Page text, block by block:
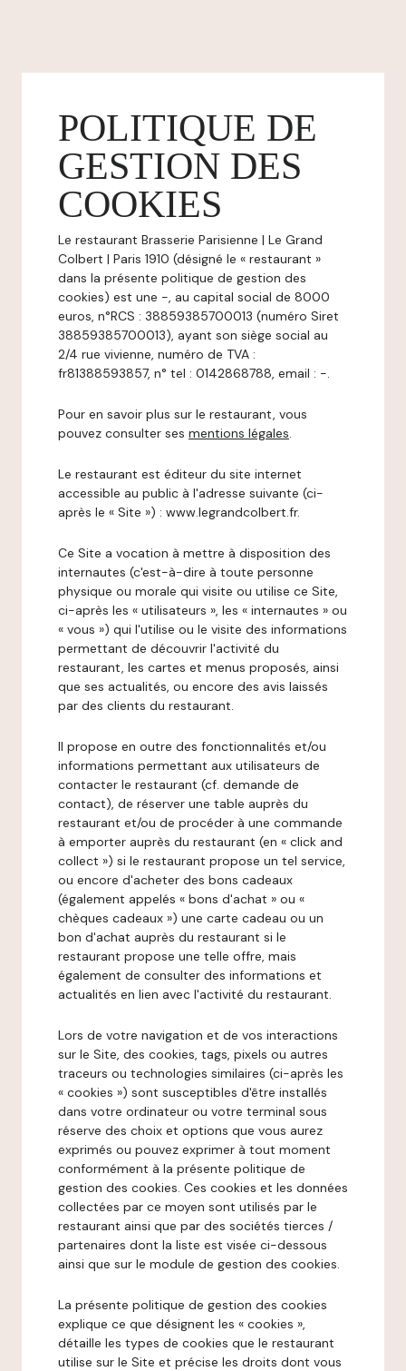
POLITIQUE DE
GESTION DES
COOKIES
Le restaurant Brasserie Parisienne | Le Grand
Colbert | Paris 1910 (désigné le « restaurant »
dans la présente politique de gestion des
cookies) est une -, au capital social de 8000
euros, n°RCS : 38859385700013 (numéro Siret
38859385700013), ayant son siège social au
2/4 rue vivienne, numéro de TVA :
fr81388593857, n° tel : 0142868788, email : -.
Pour en savoir plus sur le restaurant, vous
pouvez consulter ses mentions légales.
Le restaurant est éditeur du site internet
accessible au public à l'adresse suivante (ci-
après le « Site ») : www.legrandcolbert.fr.
Ce Site a vocation à mettre à disposition des
internautes (c'est-à-dire à toute personne
physique ou morale qui visite ou utilise ce Site,
ci-après les « utilisateurs », les « internautes » ou
« vous ») qui l'utilise ou le visite des informations
permettant de découvrir l'activité du
restaurant, les cartes et menus proposés, ainsi
que ses actualités, ou encore des avis laissés
par des clients du restaurant.
Il propose en outre des fonctionnalités et/ou
informations permettant aux utilisateurs de
contacter le restaurant (cf. demande de
contact), de réserver une table auprès du
restaurant et/ou de procéder à une commande
à emporter auprès du restaurant (en « click and
collect ») si le restaurant propose un tel service,
ou encore d'acheter des bons cadeaux
(également appelés « bons d'achat » ou «
chèques cadeaux ») une carte cadeau ou un
bon d'achat auprès du restaurant si le
restaurant propose une telle offre, mais
également de consulter des informations et
actualités en lien avec l'activité du restaurant.
Lors de votre navigation et de vos interactions
sur le Site, des cookies, tags, pixels ou autres
traceurs ou technologies similaires (ci-après les
« cookies ») sont susceptibles d'être installés
dans votre ordinateur ou votre terminal sous
réserve des choix et options que vous aurez
exprimés ou pouvez exprimer à tout moment
conformément à la présente politique de
gestion des cookies. Ces cookies et les données
collectées par ce moyen sont utilisés par le
restaurant ainsi que par des sociétés tierces /
partenaires dont la liste est visée ci-dessous
ainsi que sur le module de gestion des cookies.
La présente politique de gestion des cookies
explique ce que désignent les « cookies »,
détaille les types de cookies que le restaurant
utilise sur le Site et précise les droits dont vous